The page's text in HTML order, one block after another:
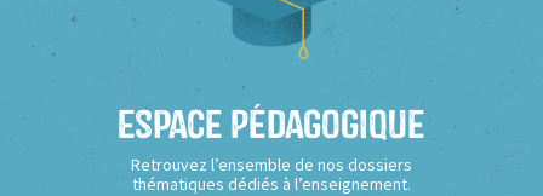
Espace Pédagogique
Retrouvez l’ensemble de nos dossiers
thématiques dédiés à l’enseignement.